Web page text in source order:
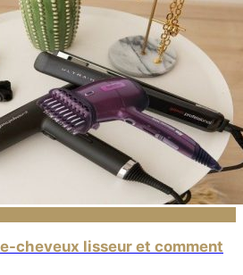
cheveux lisseur et comment